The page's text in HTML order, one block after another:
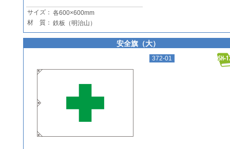
サイズ： 各600×600mm
材 質： 鉄板（明治山）
安全旗（大）
372-01